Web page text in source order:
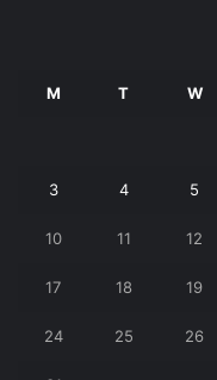
M T W
3 4 5
10 11 12
17 18 19
24 25 26